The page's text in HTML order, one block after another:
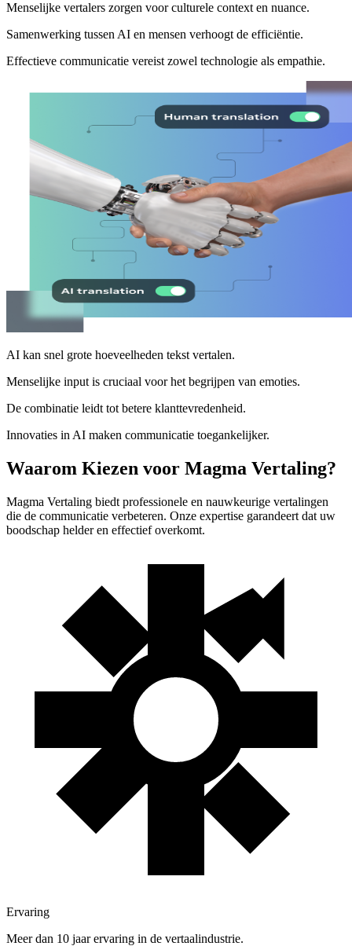
Menselijke vertalers zorgen voor culturele context en nuance.
Samenwerking tussen AI en mensen verhoogt de efficiëntie.
Effectieve communicatie vereist zowel technologie als empathie.
AI kan snel grote hoeveelheden tekst vertalen.
Menselijke input is cruciaal voor het begrijpen van emoties.
De combinatie leidt tot betere klanttevredenheid.
Innovaties in AI maken communicatie toegankelijker.
Waarom Kiezen voor Magma Vertaling?
Magma Vertaling biedt professionele en nauwkeurige vertalingen
die de communicatie verbeteren. Onze expertise garandeert dat uw
boodschap helder en effectief overkomt.
Ervaring
Meer dan 10 jaar ervaring in de vertaalindustrie.